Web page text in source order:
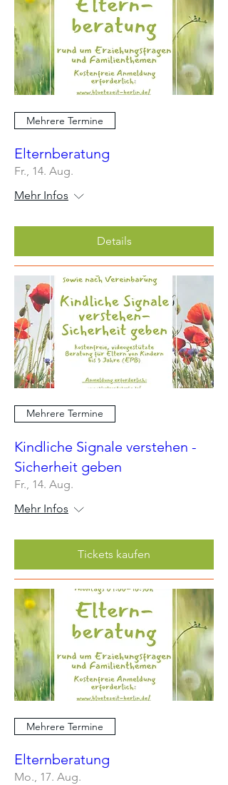
Mehrere Termine
Elternberatung
Fr., 14. Aug.
Mehr Infos
Details
Mehrere Termine
Kindliche Signale verstehen -
Sicherheit geben
Fr., 14. Aug.
Mehr Infos
Tickets kaufen
Mehrere Termine
Elternberatung
Mo., 17. Aug.